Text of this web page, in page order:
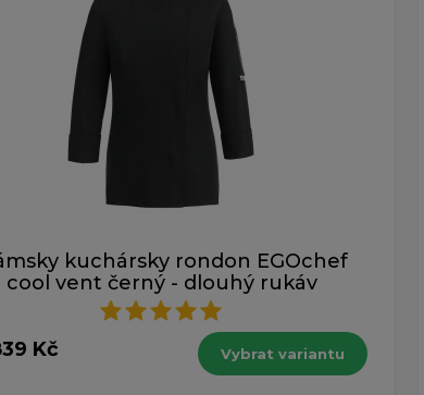
kuchársky rondon EGOchef
cool vent černý - dlouhý rukáv
Kč Vybrat variantu